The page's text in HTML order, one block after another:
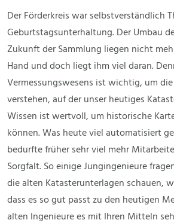
Der Förderkreis war selbstverständlich
Geburtstagsunterhaltung. Der Umbau
Zukunft der Sammlung liegen nicht
Hand und doch liegt ihm viel daran.
Vermessungswesens ist wichtig, um
verstehen, auf der unser heutiges
Wissen ist wertvoll, um historische
können. Was heute viel automatisiert
bedurfte früher sehr viel mehr
Sorgfalt. So einige Jungingenieure
die alten Katasterunterlagen schauen,
dass es so gut passt zu den heutigen
alten Ingenieure es mit Ihren Mitteln